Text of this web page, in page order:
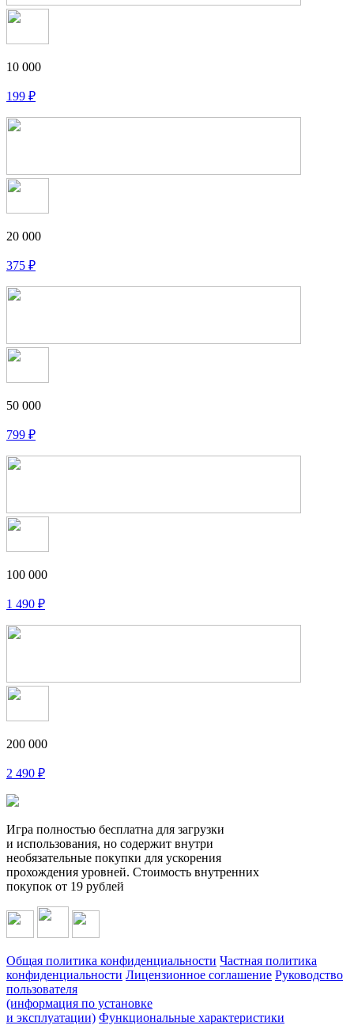
10 000
199 ₽
20 000
375 ₽
50 000
799 ₽
100 000
1 490 ₽
200 000
2 490 ₽
Игра полностью бесплатна для загрузки
и использования, но содержит внутри
необязательные покупки для ускорения
прохождения уровней. Стоимость внутренних
покупок от 19 рублей
Общая политика конфиденциальности Частная политика
конфиденциальности Лицензионное соглашение Руководство
пользователя
(информация по установке
и эксплуатации) Функциональные характеристики